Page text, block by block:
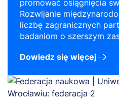
promować osiągnięcia
Rozwijanie
liczbę zagranicznych
badaniom o szerszym
Dowiedz się więcej